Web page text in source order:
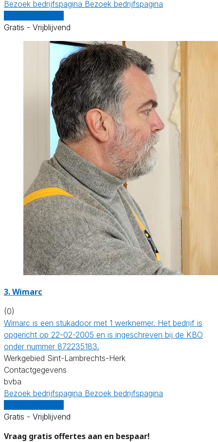
Bezoek bedrijfspagina Bezoek bedrijfspagina
Gratis - Vrijblijvend
3. Wimarc
(0)
Wimarc is een stukadoor met 1 werknemer. Het bedrijf is
opgericht op 22-02-2005 en is ingeschreven bij de KBO
onder nummer 872235183.
Werkgebied Sint-Lambrechts-Herk
Contactgegevens
bvba
Bezoek bedrijfspagina Bezoek bedrijfspagina
Gratis - Vrijblijvend
Vraag gratis offertes aan en bespaar!